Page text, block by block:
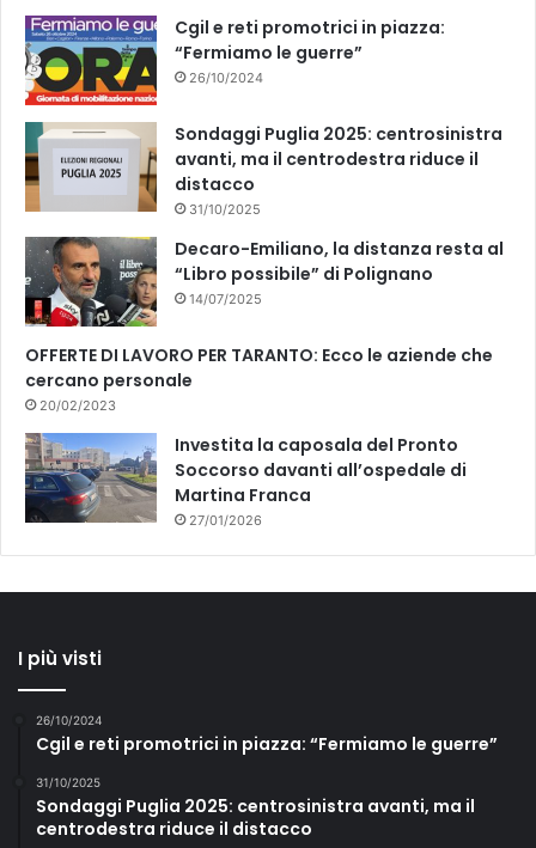
Cgil e reti promotrici in piazza:
“Fermiamo le guerre”
26/10/2024
Sondaggi Puglia 2025: centrosinistra
avanti, ma il centrodestra riduce il
distacco
31/10/2025
Decaro-Emiliano, la distanza resta al
“Libro possibile” di Polignano
14/07/2025
OFFERTE DI LAVORO PER TARANTO: Ecco le aziende che
cercano personale
20/02/2023
Investita la caposala del Pronto
Soccorso davanti all’ospedale di
Martina Franca
27/01/2026
I più visti
26/10/2024
Cgil e reti promotrici in piazza: “Fermiamo le guerre”
31/10/2025
Sondaggi Puglia 2025: centrosinistra avanti, ma il
centrodestra riduce il distacco